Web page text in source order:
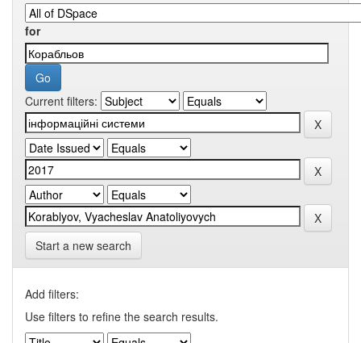
for
Current filters:
Start a new search
Add filters:
Use filters to refine the search results.